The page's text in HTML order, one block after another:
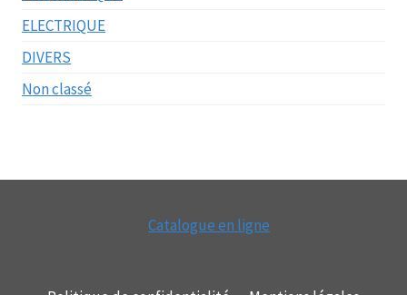
ELECTRIQUE
DIVERS
Non classé
Catalogue en ligne